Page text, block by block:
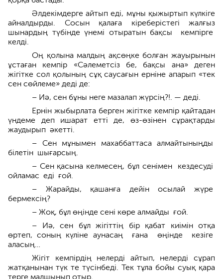
Әлдекімдерге айтып еді, мұны қыжыртып күлкіге
айналдырды. Сосын қалаға кіреберістегі жалғыз
шынардың түбінде үнемі отыратын бақсы кемпірге
келді.
Оң қолына малдың ақсөңке болған жауырынын
ұстаған кемпір «Сәлеметсіз бе, бақсы ана» деген
жігітке сол қолының сұқ саусағын ерніне апарып «тек
сен сөйлеме» деді де:
– Иә, сен бұны неге мазалап жүрсің?!. — деді.
Ернін жыбырлата берген жігітке кемпір қайтадан
үндеме деп ишарат етті де, өз-өзінен сұрақтарды
жаудырып әкетті.
– Сен мұнымен махаббаттаса алмай­тыныңды
білетін шығарсың.
– Сен қасына келмесең, бұл сені­мен кездесуді
ойламас еді ғой.
– Жарайды, қашанға дейін осылай жүре
бермексің?
– Жоқ, бұл өңінде сені көре алмай­ды ғой.
– Иә, сен бұл жігіттің бір қабат киімін отқа
өртеп, соның күліне ауна­саң ғана өңінде кезіге
аласың…
Жігіт кемпірдің нелерді айтып, нелерді сұрап
жатқанынан түк те түсінбеді. Тек тұла бойы суық қара
терге малшынып отыр.